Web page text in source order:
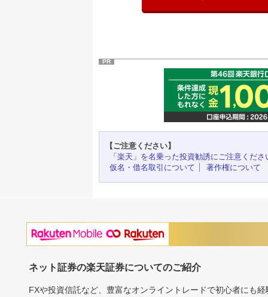
PR
【ご注意ください】
「楽天」を名乗った投資勧誘にご注意くださ
仮名・借名取引について
著作権について
ネット証券の楽天証券についてのご紹介
FXや投資信託など、豊富なオンライントレードで初心者にも